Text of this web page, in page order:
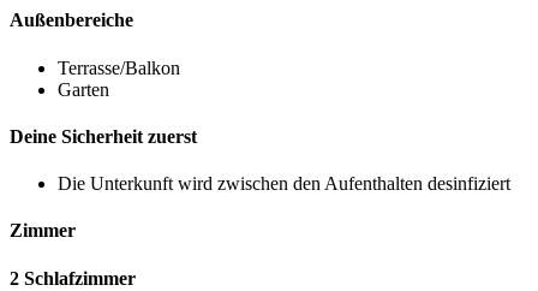
Außenbereiche
Terrasse/Balkon
Garten
Deine Sicherheit zuerst
Die Unterkunft wird zwischen den Aufenthalten desinfiziert
Zimmer
2 Schlafzimmer